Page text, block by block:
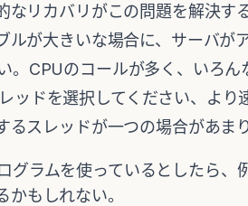
なリカバリがこの問題を解決す
ルが大きいな場合に、サーバ
。CPUのコールが多く、いろん
ッドを選択してください、よ
るスレッドが一つの場合があ
グラムを使っているとしたら
かもしれない。